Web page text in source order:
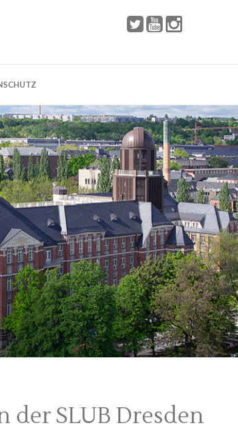
der SLUB Dresden